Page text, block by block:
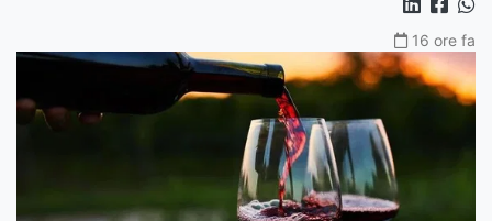
16 ore fa